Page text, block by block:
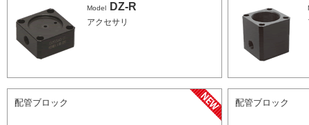
Model DZ-R
アクセサリ
配管ブロック 配管ブロック